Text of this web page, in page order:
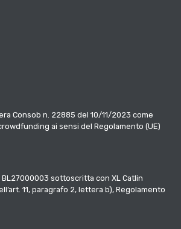
Consob n. 22885 del 10/11/2023 come
ai sensi del Regolamento (UE)
sottoscritta con XL Catlin
11, paragrafo 2, lettera b), Regolamento